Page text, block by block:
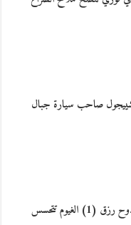
صاحب سيارة جبال
خاص- ثقافات * ممدوح رزق (1) الغيوم تتحسس